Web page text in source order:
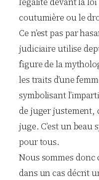
coutumière ou le
Ce n’est pas par
judiciaire utilise
figure de la
les traits d’une
symbolisant
de juger justement,
juge. C’est un beau
pour tous.
Nous sommes
dans un cas décrit